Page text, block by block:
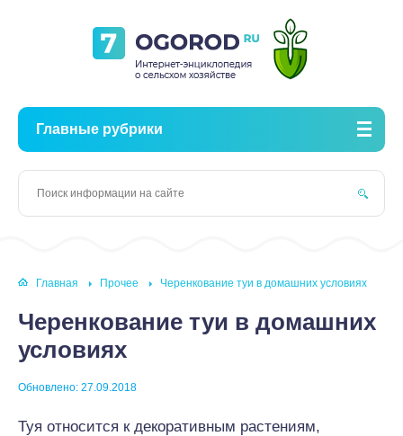
Главные рубрики
Главная Прочее Черенкование туи в домашних условиях
Черенкование туи в домашних
условиях
Обновлено: 27.09.2018
Туя относится к декоративным растениям,